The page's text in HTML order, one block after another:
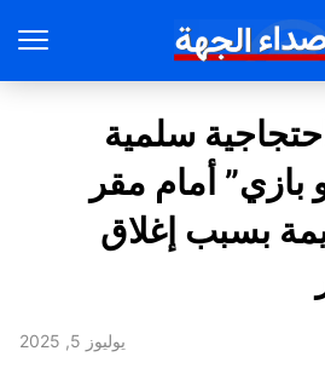
سلمية
بازي” أمام مقر
بسبب إغلاق
يوليوز 5, 2025